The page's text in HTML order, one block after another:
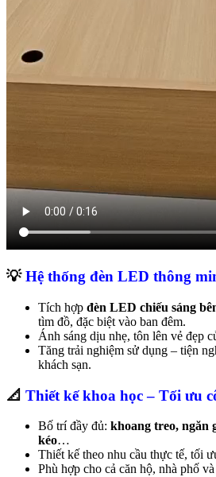
💡Hệ thống đèn LED thông
Tích hợp đèn LED chiếu sáng
tìm đồ, đặc biệt vào ban đêm.
Ánh sáng dịu nhẹ, tôn lên vẻ đẹp
Tăng trải nghiệm sử dụng – tiện
khách sạn.
📐 Thiết kế khoa học – Tối ưu
Bố trí đầy đủ: khoang treo, ngăn
kéo…
Thiết kế theo nhu cầu thực tế, tối
Phù hợp cho cả căn hộ, nhà phố